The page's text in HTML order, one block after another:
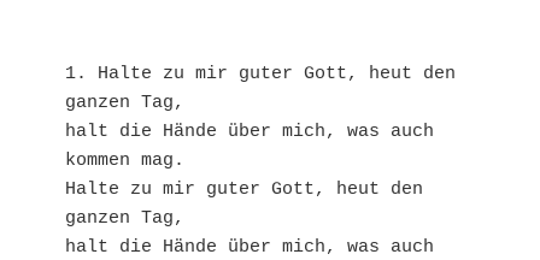
1. Halte zu mir guter Gott, heut den
ganzen Tag,
halt die Hände über mich, was auch
kommen mag.
Halte zu mir guter Gott, heut den
ganzen Tag,
halt die Hände über mich, was auch